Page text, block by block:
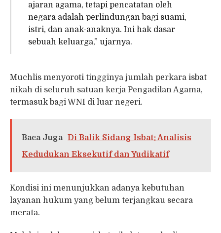
ajaran agama, tetapi pencatatan oleh
negara adalah perlindungan bagi suami,
istri, dan anak-anaknya. Ini hak dasar
sebuah keluarga,” ujarnya.
Muchlis menyoroti tingginya jumlah perkara isbat
nikah di seluruh satuan kerja Pengadilan Agama,
termasuk bagi WNI di luar negeri.
Baca Juga Di Balik Sidang Isbat: Analisis
Kedudukan Eksekutif dan Yudikatif
Kondisi ini menunjukkan adanya kebutuhan
layanan hukum yang belum terjangkau secara
merata.